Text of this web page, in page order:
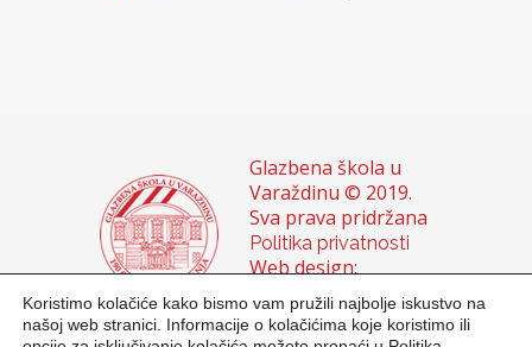
Glazbena škola u
Varaždinu © 2019.
Sva prava pridržana
Politika privatnosti
Web design:
Domagoj Sigur &
Sanja Buhin
Koristimo kolačiće kako bismo vam pružili najbolje iskustvo na
našoj web stranici. Informacije o kolačićima koje koristimo ili